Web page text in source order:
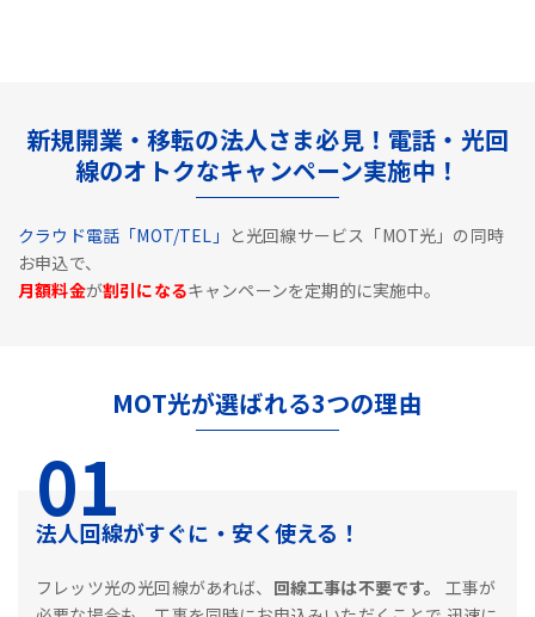
新規開業・移転の法人さま必見！電話・光回
線のオトクなキャンペーン実施中！
クラウド電話「MOT/TEL」 と光回線サービス「MOT光」の同時
お申込で、
月額料金が割引になるキャンペーンを定期的に実施中。
MOT光が選ばれる3つの理由
01
法人回線がすぐに・安く使える！
フレッツ光の光回線があれば、 回線工事は不要です。
工事が